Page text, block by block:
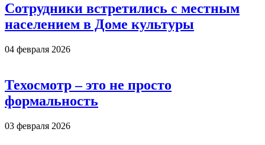
Сотрудники встретились с местным
населением в Доме культуры
04 февраля 2026
Техосмотр – это не просто
формальность
03 февраля 2026